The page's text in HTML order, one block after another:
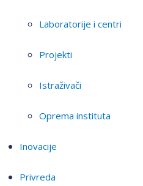
Laboratorije i centri
Projekti
Istraživači
Oprema instituta
Inovacije
Privreda